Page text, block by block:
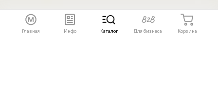
Главная Инфо Каталог Для бизнеса Корзина